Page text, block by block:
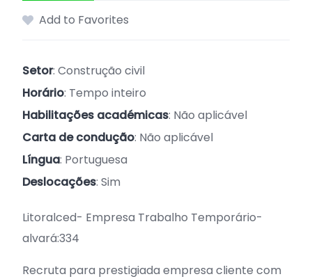
Add to Favorites
Setor: Construção civil
Horário: Tempo inteiro
Habilitações académicas: Não aplicável
Carta de condução: Não aplicável
Língua: Portuguesa
Deslocações: Sim
Litoralced- Empresa Trabalho Temporário-
alvará:334
Recruta para prestigiada empresa cliente com